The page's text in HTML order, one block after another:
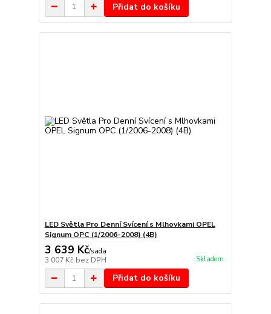
Přidat do košíku
LED Světla Pro Denní Svícení s Mlhovkami OPEL
Signum OPC (1/2006-2008) (4B)
3 639 Kč/sada
3 007 Kč bez DPH Skladem
Přidat do košíku